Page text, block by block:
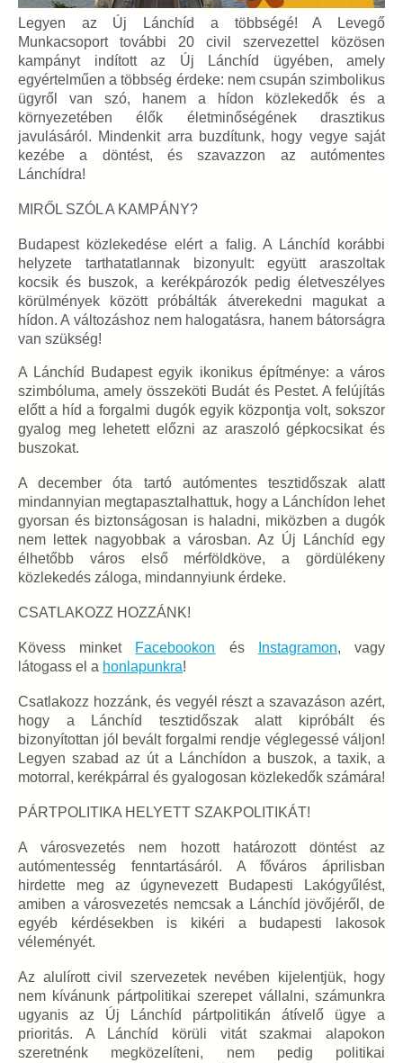
Legyen az Új Lánchíd a többségé! A Levegő
Munkacsoport további 20 civil szervezettel közösen
kampányt indított az Új Lánchíd ügyében, amely
egyértelműen a többség érdeke: nem csupán szimbolikus
ügyről van szó, hanem a hídon közlekedők és a
környezetében élők életminőségének drasztikus
javulásáról. Mindenkit arra buzdítunk, hogy vegye saját
kezébe a döntést, és szavazzon az autómentes
Lánchídra!
MIRŐL SZÓL A KAMPÁNY?
Budapest közlekedése elért a falig. A Lánchíd korábbi
helyzete tarthatatlannak bizonyult: együtt araszoltak
kocsik és buszok, a kerékpározók pedig életveszélyes
körülmények között próbálták átverekedni magukat a
hídon. A változáshoz nem halogatásra, hanem bátorságra
van szükség!
A Lánchíd Budapest egyik ikonikus építménye: a város
szimbóluma, amely összeköti Budát és Pestet. A felújítás
előtt a híd a forgalmi dugók egyik központja volt, sokszor
gyalog meg lehetett előzni az araszoló gépkocsikat és
buszokat.
A december óta tartó autómentes tesztidőszak alatt
mindannyian megtapasztalhattuk, hogy a Lánchídon lehet
gyorsan és biztonságosan is haladni, miközben a dugók
nem lettek nagyobbak a városban. Az Új Lánchíd egy
élhetőbb város első mérföldköve, a gördülékeny
közlekedés záloga, mindannyiunk érdeke.
CSATLAKOZZ HOZZÁNK!
Kövess minket Facebookon és Instagramon, vagy
látogass el a honlapunkra!
Csatlakozz hozzánk, és vegyél részt a szavazáson azért,
hogy a Lánchíd tesztidőszak alatt kipróbált és
bizonyítottan jól bevált forgalmi rendje véglegessé váljon!
Legyen szabad az út a Lánchídon a buszok, a taxik, a
motorral, kerékpárral és gyalogosan közlekedők számára!
PÁRTPOLITIKA HELYETT SZAKPOLITIKÁT!
A városvezetés nem hozott határozott döntést az
autómentesség fenntartásáról. A főváros áprilisban
hirdette meg az úgynevezett Budapesti Lakógyűlést,
amiben a városvezetés nemcsak a Lánchíd jövőjéről, de
egyéb kérdésekben is kikéri a budapesti lakosok
véleményét.
Az alulírott civil szervezetek nevében kijelentjük, hogy
nem kívánunk pártpolitikai szerepet vállalni, számunkra
ugyanis az Új Lánchíd pártpolitikán átívelő ügye a
prioritás. A Lánchíd körüli vitát szakmai alapokon
szeretnénk megközelíteni, nem pedig politikai